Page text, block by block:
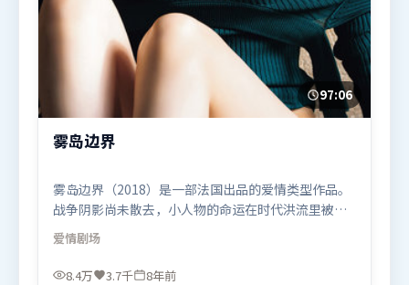
97:06
雾岛边界
雾岛边界（2018）是一部法国出品的爱情类型作品。
战争阴影尚未散去，小人物的命运在时代洪流里被轻
轻托起又放下。群像刻画各有弧光，配角亦承担叙事
推进功能。由吕克·贝松执导，弗洛伦丝·皮尤、张
家辉、章子怡，秦海璐等联袂出演。影片于2018年8
爱情剧场
8.4万 3.7千 8年前